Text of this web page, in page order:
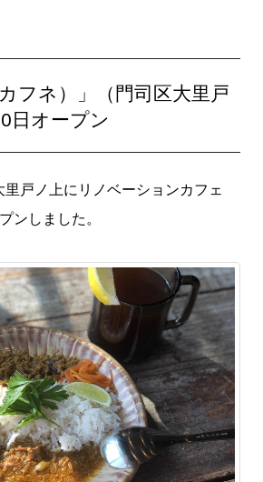
フネ）」（門司区大里戸
日オープン
戸ノ上にリノベーションカフェ
ンしました。